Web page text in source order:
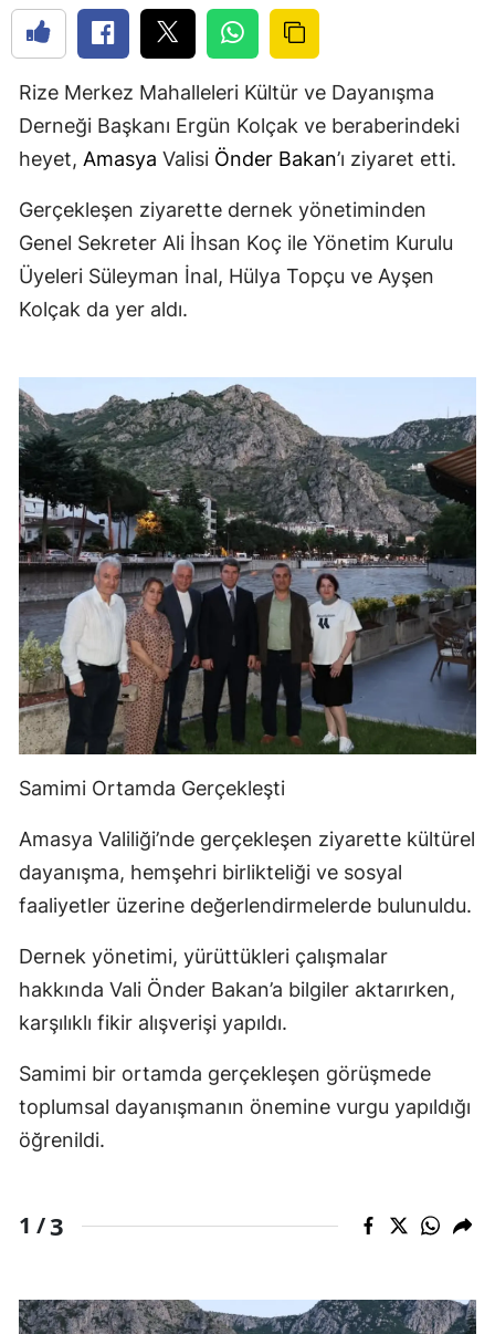
Rize Merkez Mahalleleri Kültür ve Dayanışma
Derneği Başkanı Ergün Kolçak ve beraberindeki
heyet, Amasya Valisi Önder Bakan’ı ziyaret etti.
Gerçekleşen ziyarette dernek yönetiminden
Genel Sekreter Ali İhsan Koç ile Yönetim Kurulu
Üyeleri Süleyman İnal, Hülya Topçu ve Ayşen
Kolçak da yer aldı.
Samimi Ortamda Gerçekleşti
Amasya Valiliği’nde gerçekleşen ziyarette kültürel
dayanışma, hemşehri birlikteliği ve sosyal
faaliyetler üzerine değerlendirmelerde bulunuldu.
Dernek yönetimi, yürüttükleri çalışmalar
hakkında Vali Önder Bakan’a bilgiler aktarırken,
karşılıklı fikir alışverişi yapıldı.
Samimi bir ortamda gerçekleşen görüşmede
toplumsal dayanışmanın önemine vurgu yapıldığı
öğrenildi.
1 /3